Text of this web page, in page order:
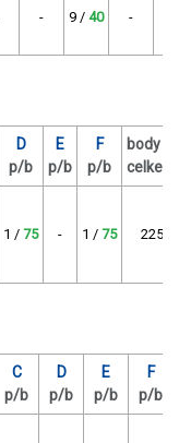
- 9 / 40 -
D
p/b
E
p/b
F
p/b
body
celkem
1 / 75 - 1 / 75 225
C
p/b
D
p/b
E
p/b
F
p/b